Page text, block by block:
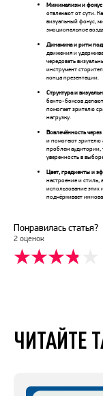
Минимализм и фокус
отвлекают от сути.
визуальный фокус,
эмоциональное
Динамика и ритм
движения и
чередовать
инструмент
конца презентации.
Структура и
бенто-боксов
помогает зрителю
нагрузку.
Вовлечённость
и помогают зрителю
проблем аудитории,
уверенность в
Цвет, градиенты и
настроение и стиль,
использование этих
подчёркивает
Понравилась статья?
2 оценок
ЧИТАЙТЕ